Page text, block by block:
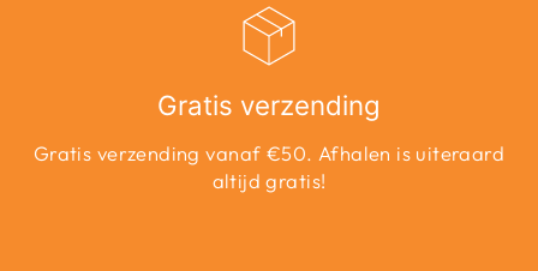
Gratis verzending
Gratis verzending vanaf €50. Afhalen is uiteraard
altijd gratis!